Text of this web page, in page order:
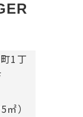
1丁
）